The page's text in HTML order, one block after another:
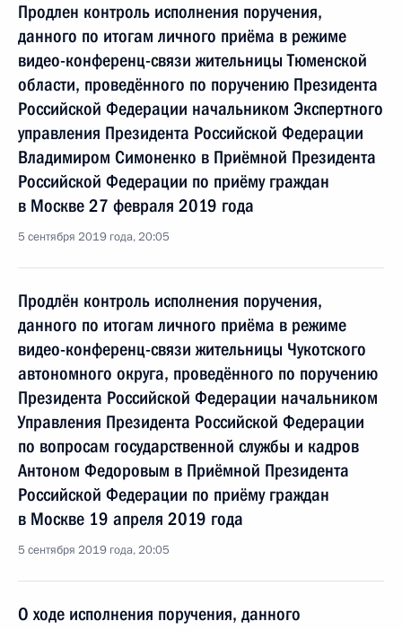
Продлен контроль исполнения поручения,
данного по итогам личного приёма в режиме
видео-конференц-связи жительницы Тюменской
области, проведённого по поручению Президента
Российской Федерации начальником Экспертного
управления Президента Российской Федерации
Владимиром Симоненко в Приёмной Президента
Российской Федерации по приёму граждан
в Москве 27 февраля 2019 года
5 сентября 2019 года, 20:05
Продлён контроль исполнения поручения,
данного по итогам личного приёма в режиме
видео-конференц-связи жительницы Чукотского
автономного округа, проведённого по поручению
Президента Российской Федерации начальником
Управления Президента Российской Федерации
по вопросам государственной службы и кадров
Антоном Федоровым в Приёмной Президента
Российской Федерации по приёму граждан
в Москве 19 апреля 2019 года
5 сентября 2019 года, 20:05
О ходе исполнения поручения, данного